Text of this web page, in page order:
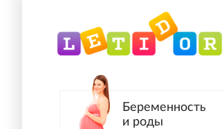
Беременность
и роды